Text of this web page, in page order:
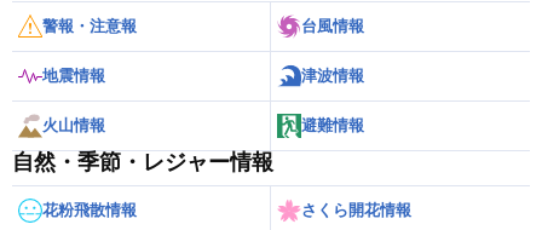
警報・注意報 台風情報
地震情報 津波情報
火山情報 避難情報
自然・季節・レジャー情報
花粉飛散情報 さくら開花情報